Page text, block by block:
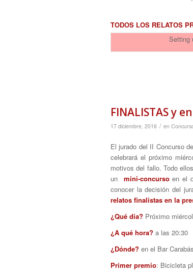
TODOS LOS RELATOS
Setting
FINALISTAS y
17 diciembre, 2016 / en
El jurado del II Concurso
celebrará el próximo
motivos del fallo. Todo
un mini-concursoen el
conocer la decisión del
relatos finalistas en la
¿Qué día? Próximo
¿A qué hora? a las 20:30
¿Dónde? en el Bar
Primer premio: Bicicleta